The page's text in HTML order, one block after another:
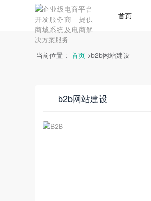
首页
当前位置： 首页 >b2b网站建设
b2b网站建设